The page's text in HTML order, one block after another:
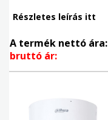
Részletes leírás itt
A termék nettó ára:
bruttó ár: